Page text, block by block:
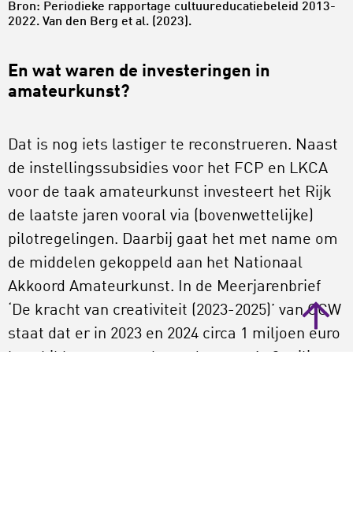
Bron: Periodieke rapportage cultuureducatiebeleid 2013-
2022. Van den Berg et al. (2023).
En wat waren de investeringen in
amateurkunst?
Dat is nog iets lastiger te reconstrueren. Naast
de instellingssubsidies voor het FCP en LKCA
voor de taak amateurkunst investeert het Rijk
de laatste jaren vooral via (bovenwettelijke)
pilotregelingen. Daarbij gaat het met name om
de middelen gekoppeld aan het Nationaal
Akkoord Amateurkunst. In de Meerjarenbrief
‘De kracht van creativiteit (2023-2025)’ van OCW
staat dat er in 2023 en 2024 circa 1 miljoen euro